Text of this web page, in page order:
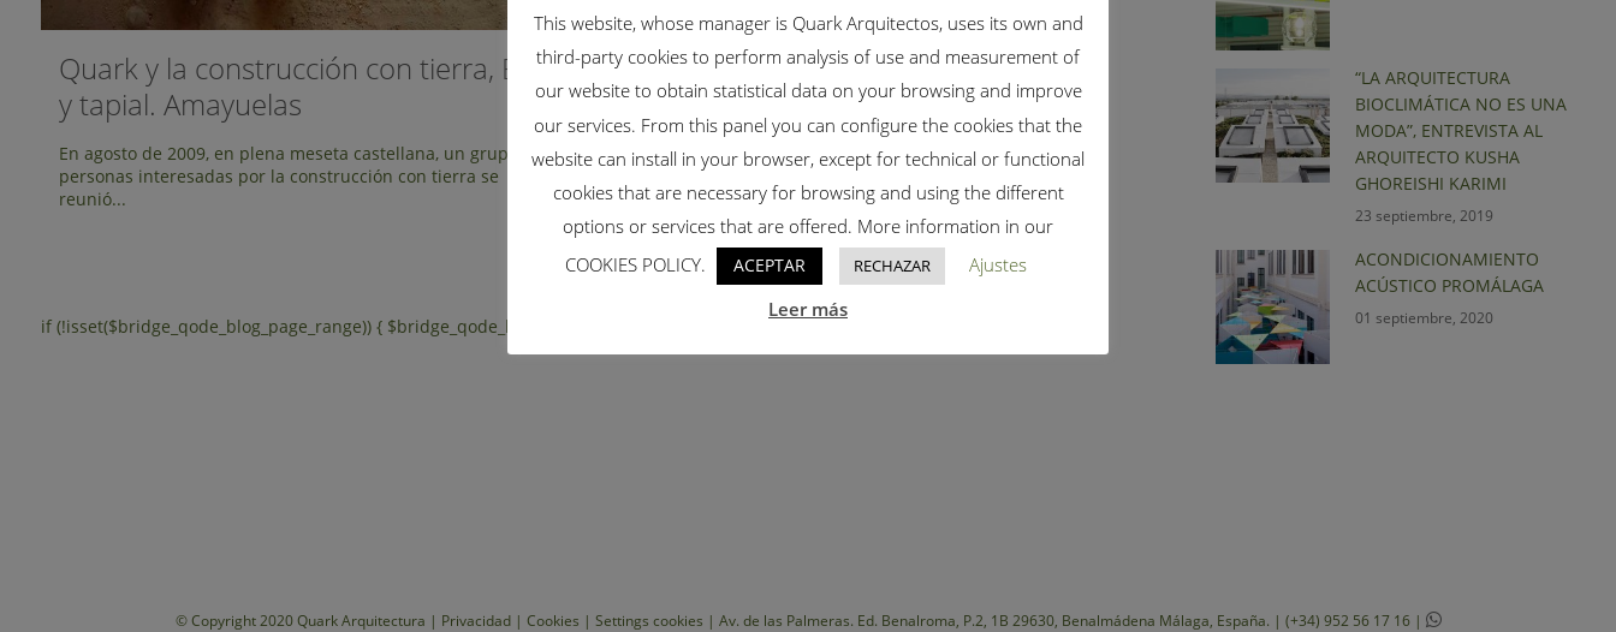
Quark y la construcción con tierra, BTC
y tapial. Amayuelas
En agosto de 2009, en plena meseta castellana, un grupo de
personas interesadas por la construcción con tierra se
reunió...
if (!isset($bridge_qode_blog_page_range)) { $bridge_qode_blog_page_range = 0; // valor por defecto 20251002 }
“LA ARQUITECTURA
BIOCLIMÁTICA NO ES UNA
MODA”, ENTREVISTA AL
ARQUITECTO KUSHA
GHOREISHI KARIMI
23 septiembre, 2019
ACONDICIONAMIENTO
ACÚSTICO PROMÁLAGA
01 septiembre, 2020
© Copyright 2020 Quark Arquitectura | Privacidad | Cookies | Settings cookies | Av. de las Palmeras. Ed. Benalroma, P.2, 1B 29630, Benalmádena Málaga, España. | (+34) 952 56 17 16 |
This website, whose manager is Quark Arquitectos, uses its own and
third-party cookies to perform analysis of use and measurement of
our website to obtain statistical data on your browsing and improve
our services. From this panel you can configure the cookies that the
website can install in your browser, except for technical or functional
cookies that are necessary for browsing and using the different
options or services that are offered. More information in our
COOKIES POLICY.
ACEPTAR RECHAZAR
Ajustes
Leer más